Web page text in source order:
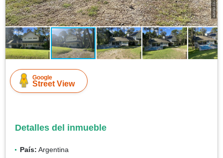
Google
Street View
Detalles del inmueble
País: Argentina